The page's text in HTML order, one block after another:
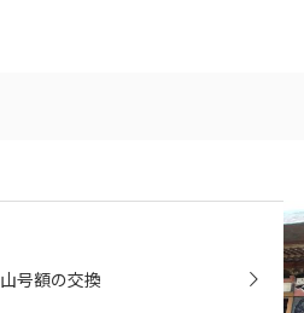
山号額の交換